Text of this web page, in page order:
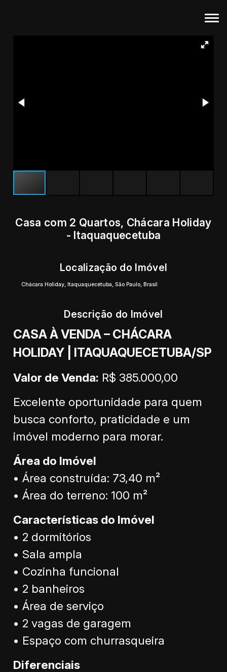
Casa com 2 Quartos, Chácara Holiday
- Itaquaquecetuba
Localização do Imóvel
Chácara Holiday,Itaquaquecetuba,São Paulo,Brasil
Descrição do Imóvel
CASA À VENDA – CHÁCARA
HOLIDAY | ITAQUAQUECETUBA/SP
Valor de Venda: R$ 385.000,00
Excelente oportunidade para quem
busca conforto, praticidade e um
imóvel moderno para morar.
Área do Imóvel
• Área construída: 73,40 m²
• Área do terreno: 100 m²
Características do Imóvel
• 2 dormitórios
• Sala ampla
• Cozinha funcional
• 2 banheiros
• Área de serviço
• 2 vagas de garagem
• Espaço com churrasqueira
Diferenciais